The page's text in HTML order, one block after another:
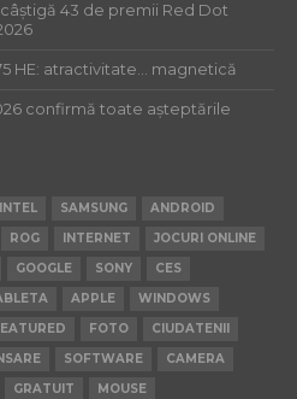
43 de premii Red Dot
HE: atractivitate… magnetică
confirmă toate așteptările
INTEL SAMSUNG
ANDROID
ROG INTERNET
JOCURI ONLINE
GOOGLE SONY
CES
APPLE
WINDOWS
FOTO
CIUDATENII
SOFTWARE
CAMERA
GRATUIT MOUSE